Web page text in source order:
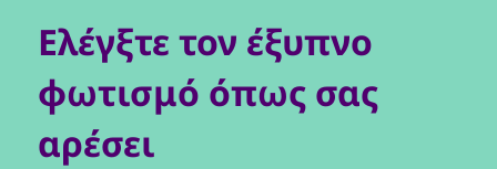
Ελέγξτε τον έξυπνο
φωτισμό όπως σας
αρέσει